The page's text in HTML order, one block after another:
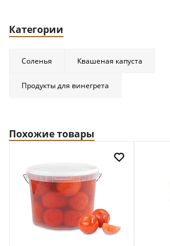
Категории
Соленья Квашеная капуста
Продукты для винегрета
Похожие товары